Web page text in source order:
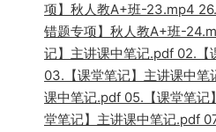
项】秋人教A+班-23.mp4
错题专项】秋人教A+班-
记】主讲课中笔记.pdf 02.【
03.【课堂笔记】主讲课中
课中笔记.pdf 05.【课堂笔记
堂笔记】主讲课中笔记.pdf